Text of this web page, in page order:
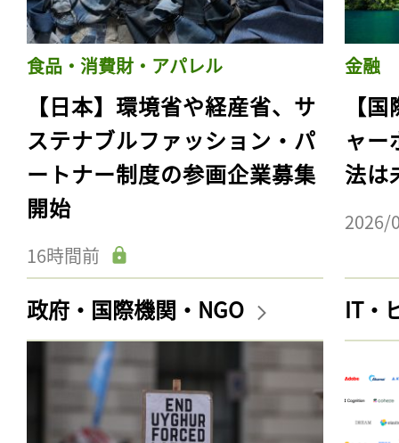
食品・消費財・アパレル
【日本】環境省や経産省、サ
ステナブルファッション・パ
ートナー制度の参画企業募集
開始
16時間前
金融
【
ャー
法は
2026/
政府・国際機関・NGO IT・